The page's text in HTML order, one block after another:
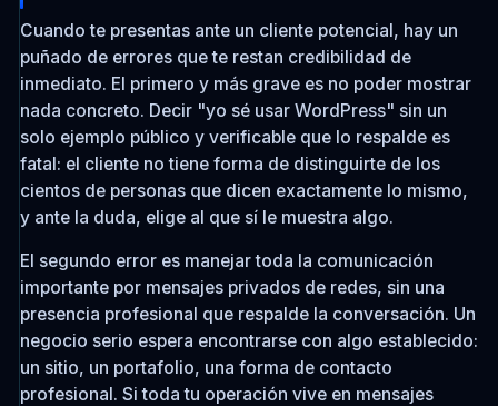
Cuando te presentas ante un cliente potencial, hay un
puñado de errores que te restan credibilidad de
inmediato. El primero y más grave es no poder mostrar
nada concreto. Decir "yo sé usar WordPress" sin un
solo ejemplo público y verificable que lo respalde es
fatal: el cliente no tiene forma de distinguirte de los
cientos de personas que dicen exactamente lo mismo,
y ante la duda, elige al que sí le muestra algo.
El segundo error es manejar toda la comunicación
importante por mensajes privados de redes, sin una
presencia profesional que respalde la conversación. Un
negocio serio espera encontrarse con algo establecido:
un sitio, un portafolio, una forma de contacto
profesional. Si toda tu operación vive en mensajes